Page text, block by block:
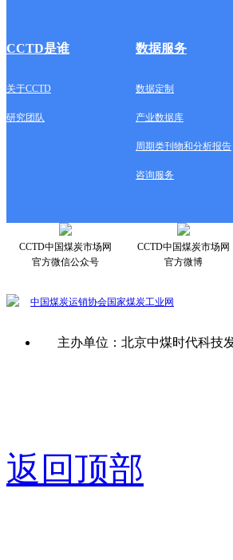
CCTD是谁 数据服务
关于CCTD 数据定制
研究团队 产业数据库
周期类刊物和分析报告
咨询服务
CCTD中国煤炭市场网
官方微信公众号
CCTD中国煤炭市场网
官方微博
中国煤炭运销协会国家煤炭工业网
主办单位：北京中煤时代科
返回顶部